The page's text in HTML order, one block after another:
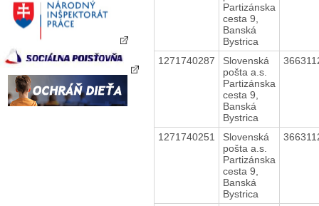
Partizánska
cesta 9,
Banská
Bystrica
1271740287
Slovenská
pošta a.s.
Partizánska
cesta 9,
Banská
Bystrica
1271740251
Slovenská
pošta a.s.
Partizánska
cesta 9,
Banská
Bystrica